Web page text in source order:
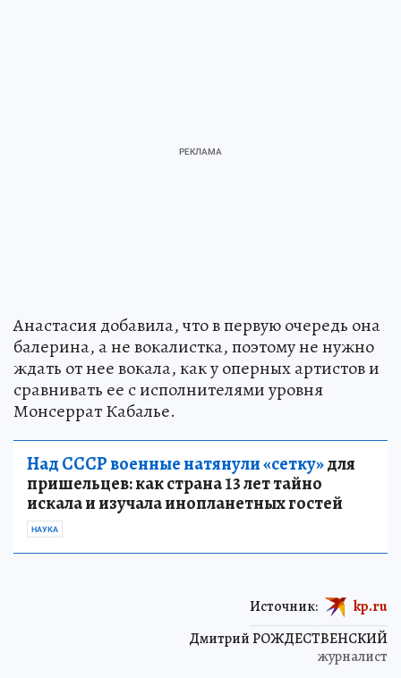
Анастасия добавила, что в первую очередь она
балерина, а не вокалистка, поэтому не нужно
ждать от нее вокала, как у оперных артистов и
сравнивать ее с исполнителями уровня
Монсеррат Кабалье.
Над СССР военные натянули «сетку»для
пришельцев: как страна 13 лет тайно
искала и изучала инопланетных гостей
НАУКА
Дмитрий РОЖДЕСТВЕНСКИЙ
журналист
Источник: kp.ru